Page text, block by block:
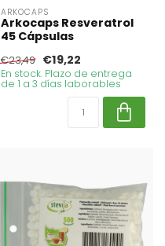
ARKOCAPS
Arkocaps Resveratrol
45 Cápsulas
€23,49 €19,22
En stock. Plazo de entrega
de 1 a 3 días laborables